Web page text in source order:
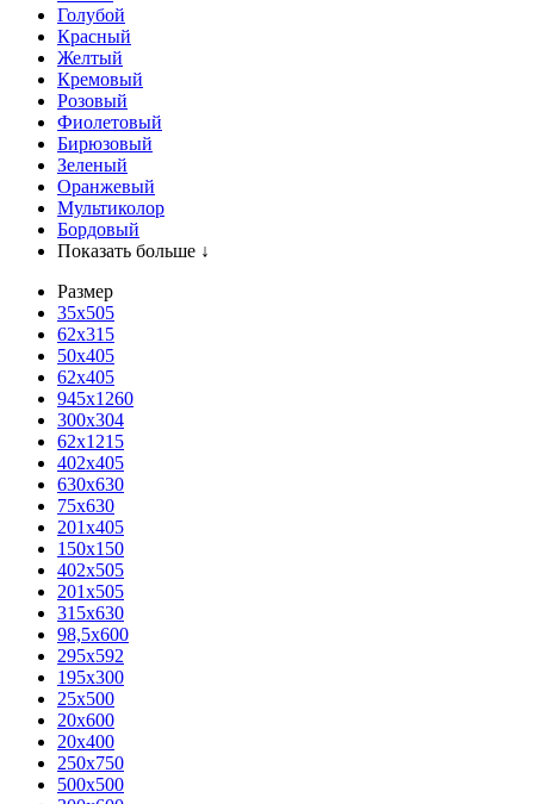
Голубой
Красный
Желтый
Кремовый
Розовый
Фиолетовый
Бирюзовый
Зеленый
Оранжевый
Мультиколор
Бордовый
Показать больше ↓
Размер
35х505
62x315
50x405
62х405
945x1260
300x304
62x1215
402x405
630x630
75x630
201x405
150x150
402x505
201x505
315x630
98,5х600
295x592
195х300
25x500
20х600
20х400
250x750
500x500